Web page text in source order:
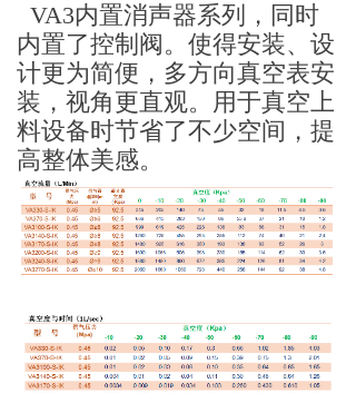
VA3内置消声器系列，同时
内置了控制阀。使得安装、设
计更为简便，多方向真空表安
装，视角更直观。用于真空上
料设备时节省了不少空间，提
高整体美感。